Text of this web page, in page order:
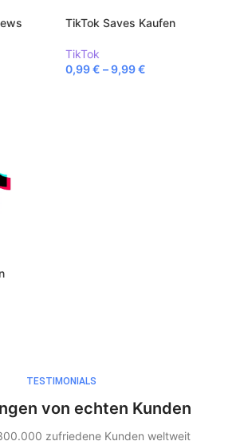
TikTok Saves Kaufen
TikTok
0,99€ –9,99€
TESTIMONIALS
von echten Kunden
zufriedene Kunden weltweit